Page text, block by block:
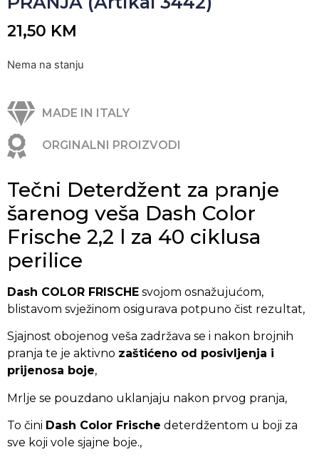
21,50 KM
Nema na stanju
MADE IN ITALY
ORGINALNI PROIZVODI
Tečni Deterdžent za pranje
šarenog veša Dash Color
Frische 2,2 l za 40 ciklusa
perilice
Dash COLOR FRISCHE svojom osnažujućom,
blistavom svježinom osigurava potpuno čist rezultat,
Sjajnost obojenog veša zadržava se i nakon brojnih
pranja te je aktivno zaštićeno od posivljenja i
prijenosa boje,
Mrlje se pouzdano uklanjaju nakon prvog pranja,
To čini Dash Color Frische deterdžentom u boji za
sve koji vole sjajne boje.,